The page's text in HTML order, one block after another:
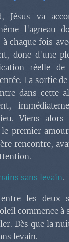
Jésus va
l'agneau
à chaque fois
donc d'une
réelle
La sortie
dans cette
Viens
premier
rencontre,
sans levain.
les deux
commence à
Dès que la
levain.